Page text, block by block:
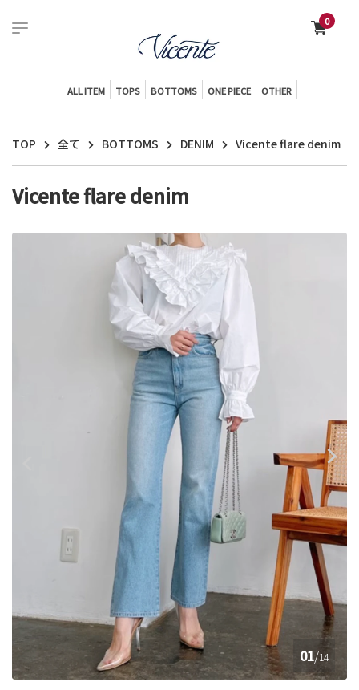
0
ALL ITEM TOPS BOTTOMS ONE PIECE OTHER
TOP 全て BOTTOMS DENIM Vicente flare denim
Vicente flare denim
01/14